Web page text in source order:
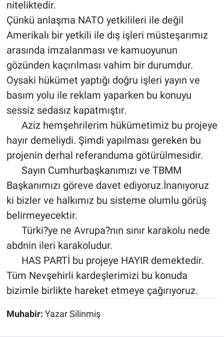
niteliktedir.
Çünkü anlaşma NATO yetkilileri ile değil
Amerikalı bir yetkili ile dış işleri müsteşarımız
arasında imzalanması ve kamuoyunun
gözünden kaçırılması vahim bir durumdur.
Oysaki hükümet yaptığı doğru işleri yayın ve
basım yolu ile reklam yaparken bu konuyu
sessiz sedasız kapatmıştır.
Aziz hemşehrilerim hükümetimiz bu projeye
hayır demeliydi. Şimdi yapılması gereken bu
projenin derhal referanduma götürülmesidir.
Sayın Cumhurbaşkanımızı ve TBMM
Başkanımızı göreve davet ediyoruz.İnanıyoruz
ki bizler ve halkımız bu sisteme olumlu görüş
belirmeyecektir.
Türki?ye ne Avrupa?nın sınır karakolu nede
abdnin ileri karakoludur.
HAS PARTİ bu projeye HAYIR demektedir.
Tüm Nevşehirli kardeşlerimizi bu konuda
bizimle birlikte hareket etmeye çağırıyoruz.
Muhabir: Yazar Silinmiş